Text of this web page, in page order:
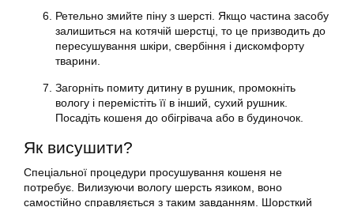
Ретельно змийте піну з шерсті. Якщо частина засобу
залишиться на котячій шерстці, то це призводить до
пересушування шкіри, свербіння і дискомфорту
тварини.
Загорніть помиту дитину в рушник, промокніть
вологу і перемістіть її в інший, сухий рушник.
Посадіть кошеня до обігрівача або в будиночок.
Як висушити?
Спеціальної процедури просушування кошеня не
потребує. Вилизуючи вологу шерсть язиком, воно
самостійно справляється з таким завданням. Шорсткий